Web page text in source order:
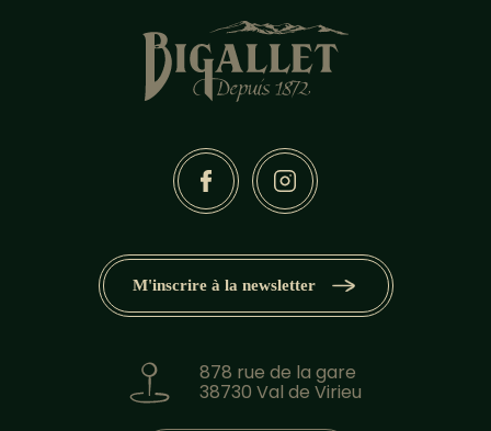
878 rue de la gare
38730 Val de Virieu
M'inscrire à la newsletter